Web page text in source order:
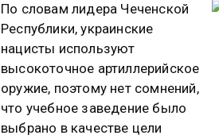
По словам лидера Чеченской
Республики, украинские
нацисты используют
высокоточное артиллерийское
оружие, поэтому нет сомнений,
что учебное заведение было
выбрано в качестве цели